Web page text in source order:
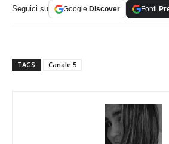
Seguici su Google Discover Fonti
TAGS Canale 5